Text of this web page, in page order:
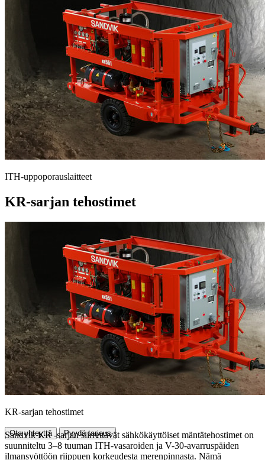
ITH-uppoporauslaitteet
KR-sarjan tehostimet
KR-sarjan tehostimet
Ota yhteyttä Pyydä tarjous
Sandvik KR -sarjan siirrettävät sähkökäyttöiset mäntätehostimet on
suunniteltu 3–8 tuuman ITH-vasaroiden ja V-30-avarruspäiden
ilmansyöttöön riippuen korkeudesta merenpinnasta. Nämä